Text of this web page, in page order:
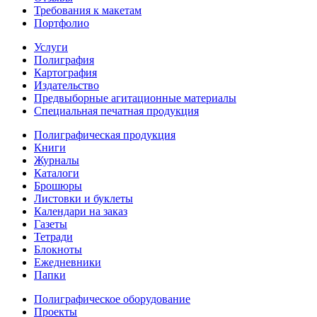
Требования к макетам
Портфолио
Услуги
Полиграфия
Картография
Издательство
Предвыборные агитационные материалы
Специальная печатная продукция
Полиграфическая продукция
Книги
Журналы
Каталоги
Брошюры
Листовки и буклеты
Календари на заказ
Газеты
Тетради
Блокноты
Ежедневники
Папки
Полиграфическое оборудование
Проекты